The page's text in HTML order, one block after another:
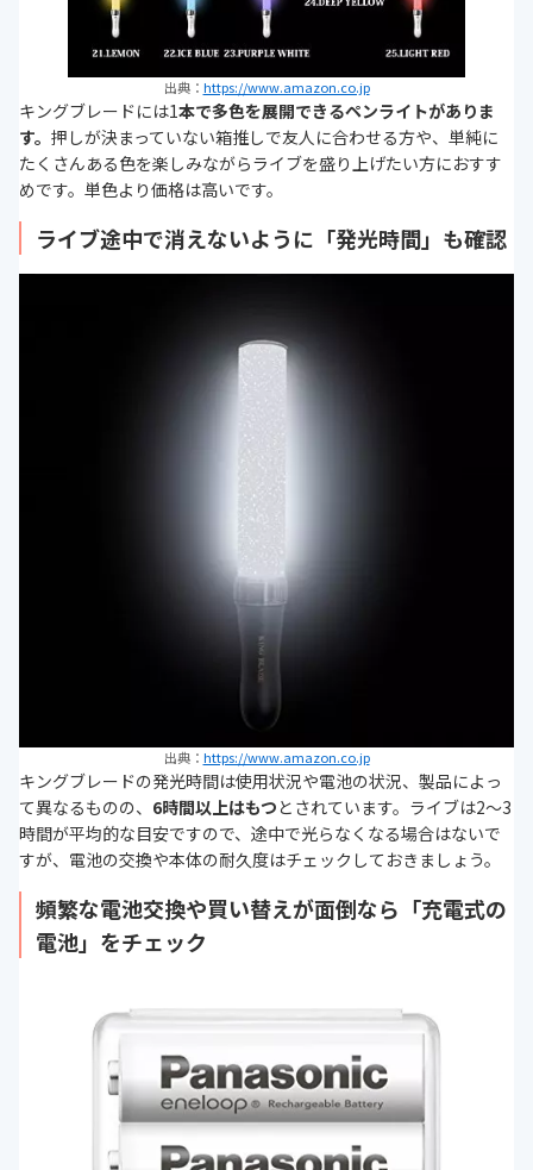
出典： https://www.amazon.co.jp
キングブレードには1本で多色を展開できるペンライトがありま
す。 押しが決まっていない箱推しで友人に合わせる方や、単純に
たくさんある色を楽しみながらライブを盛り上げたい方におすす
めです。単色より価格は高いです。
ライブ途中で消えないように「発光時間」も確認
出典： https://www.amazon.co.jp
キングブレードの発光時間は使用状況や電池の状況、製品によっ
て異なるものの、 6時間以上はもつとされています。ライブは2〜3
時間が平均的な目安ですので、途中で光らなくなる場合はないで
すが、電池の交換や本体の耐久度はチェックしておきましょう。
頻繁な電池交換や買い替えが面倒なら「充電式の
電池」をチェック